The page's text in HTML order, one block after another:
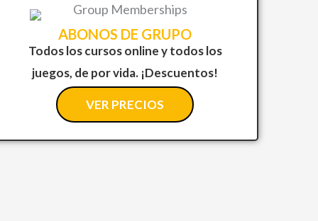
ABONOS DE GRUPO
Todos los cursos online y todos los
juegos, de por vida. ¡Descuentos!
VER PRECIOS